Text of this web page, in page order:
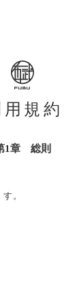
用規約
1章 総則
。